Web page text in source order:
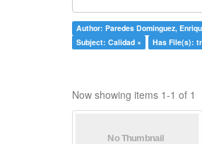
Author: Paredes Dominguez,
Subject: Calidad ×
Has File(s):
Now showing items 1-1 of 1